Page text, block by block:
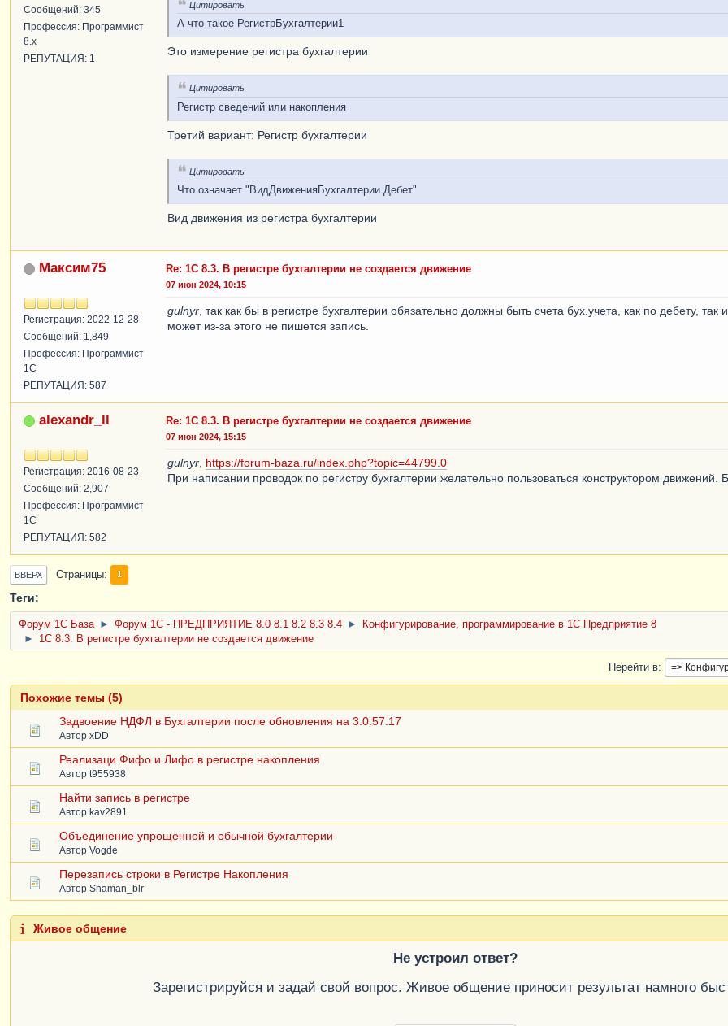
Сообщений: 345
Профессия: Программист
8.x
РЕПУТАЦИЯ: 1
Цитировать
А что такое РегистрБухгалтерии1
Это измерение регистра бухгалтерии
Цитировать
Регистр сведений или накопления
Третий вариант: Регистр бухгалтерии
Цитировать
Что означает "ВидДвиженияБухгалтерии.Дебет"
Вид движения из регистра бухгалтерии
Максим75
Регистрация: 2022-12-28
Сообщений: 1,849
Профессия: Программист
1С
РЕПУТАЦИЯ: 587
Re: 1С 8.3. В регистре бухгалтерии не создается движение
07 июн 2024, 10:15
gulnyr , так как бы в регистре бухгалтерии обязательно должны быть счета бух.учета, как по дебету, так
может из-за этого не пишется запись.
alexandr_ll
Регистрация: 2016-08-23
Сообщений: 2,907
Профессия: Программист
1С
РЕПУТАЦИЯ: 582
Re: 1С 8.3. В регистре бухгалтерии не создается движение
07 июн 2024, 15:15
gulnyr https://forum-baza.ru/index.php?topic=44799.0
При написании проводок по регистру бухгалтерии желательно пользоваться конструктором
ВВЕРХ Страницы 1
Теги:
Форум 1C База ► Форум 1С - ПРЕДПРИЯТИЕ 8.0 8.1 8.2 8.3 8.4 ►
Конфигурирование, программирование в 1С Предприятие 8
►
1С 8.3. В регистре бухгалтерии не создается движение
Перейти в
Похожие темы (5)
Задвоение НДФЛ в Бухгалтерии после обновления на 3.0.57.17
Автор xDD
Реализаци Фифо и Лифо в регистре накопления
Автор t955938
Найти запись в регистре
Автор kav2891
Объединение упрощенной и обычной бухгалтерии
Автор Vogde
Перезапись строки в Регистре Накопления
Автор Shaman_blr
Живое общение
Не устроил ответ?
Зарегистрируйся и задай свой вопрос. Живое общение приносит результат намного